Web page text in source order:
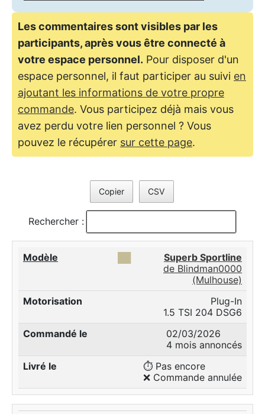
Les commentaires sont visibles par les
participants, après vous être connecté à
votre espace personnel. Pour disposer d'un
espace personnel, il faut participer au suivi en
ajoutant les informations de votre propre
commande. Vous participez déjà mais vous
avez perdu votre lien personnel ? Vous
pouvez le récupérer sur cette page.
Copier CSV
Rechercher :
Superb Sportline
de Blindman0000
(Mulhouse)
Plug-In
1.5 TSI 204 DSG6
02/03/2026
4 mois annoncés
⏱️ Pas encore
❌ Commande annulée